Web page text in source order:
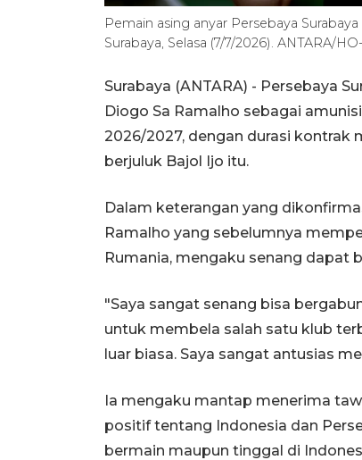
Pemain asing anyar Persebaya
Surabaya, Selasa (7/7/2026). ANTARA/
Surabaya (ANTARA) - Persebaya
Diogo Sa Ramalho sebagai
2026/2027, dengan durasi
berjuluk Bajol Ijo itu.
Dalam keterangan yang
Ramalho yang sebelumnya
Rumania, mengaku senang dapat
"Saya sangat senang bisa
untuk membela salah satu klub
luar biasa. Saya sangat antusias
Ia mengaku mantap menerima
positif tentang Indonesia dan
bermain maupun tinggal di